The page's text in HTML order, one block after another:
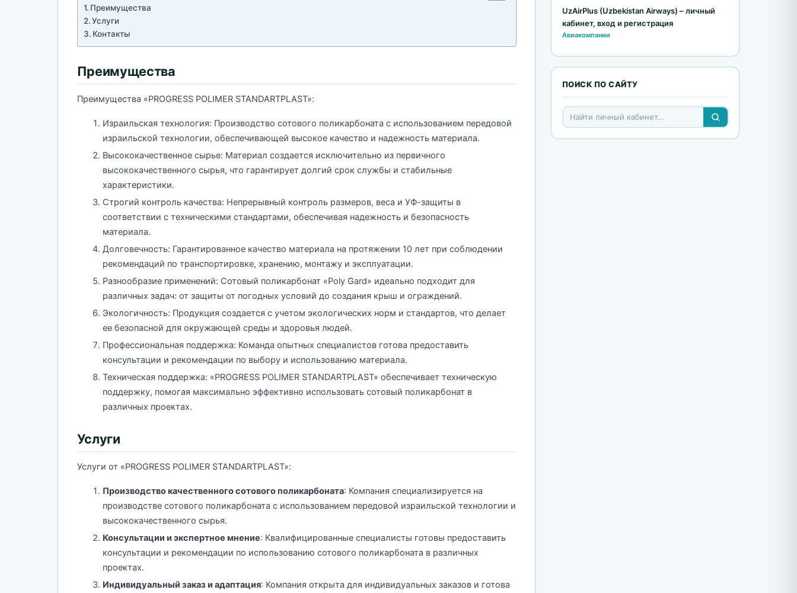
Преимущества
Услуги
Контакты
Преимущества
Преимущества «PROGRESS POLIMER STANDARTPLAST»:
Израильская технология: Производство сотового поликарбоната с использованием передовой
израильской технологии, обеспечивающей высокое качество и надежность материала.
Высококачественное сырье: Материал создается исключительно из первичного
высококачественного сырья, что гарантирует долгий срок службы и стабильные
характеристики.
Строгий контроль качества: Непрерывный контроль размеров, веса и УФ-защиты в
соответствии с техническими стандартами, обеспечивая надежность и безопасность
материала.
Долговечность: Гарантированное качество материала на протяжении 10 лет при соблюдении
рекомендаций по транспортировке, хранению, монтажу и эксплуатации.
Разнообразие применений: Сотовый поликарбонат «Poly Gard» идеально подходит для
различных задач: от защиты от погодных условий до создания крыш и ограждений.
Экологичность: Продукция создается с учетом экологических норм и стандартов, что делает
ее безопасной для окружающей среды и здоровья людей.
Профессиональная поддержка: Команда опытных специалистов готова предоставить
консультации и рекомендации по выбору и использованию материала.
Техническая поддержка: «PROGRESS POLIMER STANDARTPLAST» обеспечивает техническую
поддержку, помогая максимально эффективно использовать сотовый поликарбонат в
различных проектах.
Услуги
Услуги от «PROGRESS POLIMER STANDARTPLAST»:
Производство качественного сотового поликарбоната: Компания специализируется на
производстве сотового поликарбоната с использованием передовой израильской технологии и
высококачественного сырья.
Консультации и экспертное мнение: Квалифицированные специалисты готовы предоставить
консультации и рекомендации по использованию сотового поликарбоната в различных
проектах.
Индивидуальный заказ и адаптация: Компания открыта для индивидуальных заказов и готова
UzAirPlus (Uzbekistan Airways) – личный
кабинет, вход и регистрация
Авиакомпании
ПОИСК ПО САЙТУ